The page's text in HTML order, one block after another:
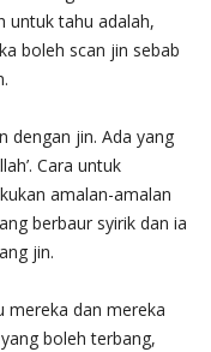
untuk tahu adalah,
boleh scan jin sebab
dengan jin. Ada yang
Cara untuk
amalan-amalan
berbaur syirik dan ia
jin.
mereka dan mereka
boleh terbang,